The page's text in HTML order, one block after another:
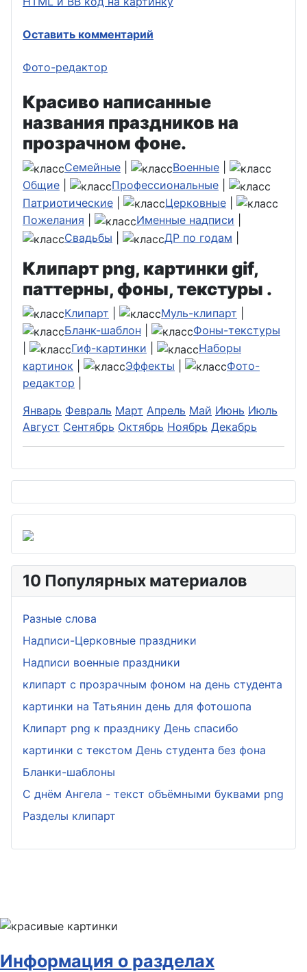
Оставить комментарий
Фото-редактор
Красиво написанные
названия праздников на
прозрачном фоне.
Семейные Военные
Общие
Профессиональные
Патриотические
Церковные
Пожелания
Именные надписи
Свадьбы
ДР по годам
Клипарт png, картинки gif,
паттерны, фоны, текстуры .
Клипарт Муль-клипарт
Бланк-шаблон
Фоны-текстуры
Гиф-картинки
Наборы
картинок
Эффекты
Фото-
редактор
Январь Февраль Март Апрель Май Июнь Июль
Август Сентябрь Октябрь Ноябрь Декабрь
10 Популярных материалов
Разные слова
Надписи-Церковные праздники
Надписи военные праздники
клипарт с прозрачным фоном на день студента
картинки на Татьянин день для фотошопа
Клипарт png к празднику День спасибо
картинки с текстом День студента без фона
Бланки-шаблоны
С днём Ангела - текст объёмными буквами png
Разделы клипарт
Информация о разделах